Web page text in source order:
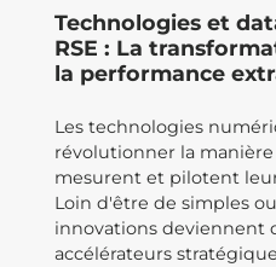
Technologies et
RSE : La
la performance
Les technologies
révolutionner la
mesurent et pilotent
Loin d'être de simples
innovations deviennent
accélérateurs